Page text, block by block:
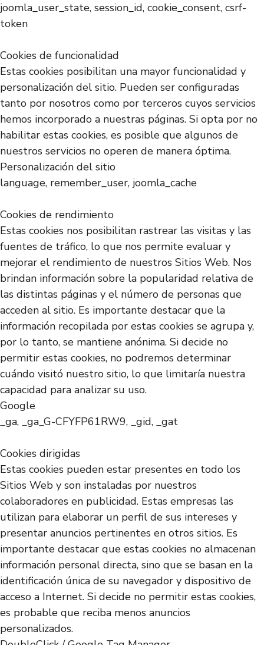
joomla_user_state, session_id, cookie_consent, csrf-
token
Cookies de funcionalidad
Estas cookies posibilitan una mayor funcionalidad y
personalización del sitio. Pueden ser configuradas
tanto por nosotros como por terceros cuyos servicios
hemos incorporado a nuestras páginas. Si opta por no
habilitar estas cookies, es posible que algunos de
nuestros servicios no operen de manera óptima.
Personalización del sitio
language, remember_user, joomla_cache
Cookies de rendimiento
Estas cookies nos posibilitan rastrear las visitas y las
fuentes de tráfico, lo que nos permite evaluar y
mejorar el rendimiento de nuestros Sitios Web. Nos
brindan información sobre la popularidad relativa de
las distintas páginas y el número de personas que
acceden al sitio. Es importante destacar que la
información recopilada por estas cookies se agrupa y,
por lo tanto, se mantiene anónima. Si decide no
permitir estas cookies, no podremos determinar
cuándo visitó nuestro sitio, lo que limitaría nuestra
capacidad para analizar su uso.
Google
_ga, _ga_G-CFYFP61RW9, _gid, _gat
Cookies dirigidas
Estas cookies pueden estar presentes en todo los
Sitios Web y son instaladas por nuestros
colaboradores en publicidad. Estas empresas las
utilizan para elaborar un perfil de sus intereses y
presentar anuncios pertinentes en otros sitios. Es
importante destacar que estas cookies no almacenan
información personal directa, sino que se basan en la
identificación única de su navegador y dispositivo de
acceso a Internet. Si decide no permitir estas cookies,
es probable que reciba menos anuncios
personalizados.